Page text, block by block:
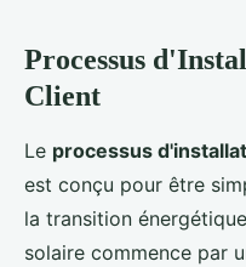
Processus
Client
Le processus
est conçu pour être
la transition
solaire commence par